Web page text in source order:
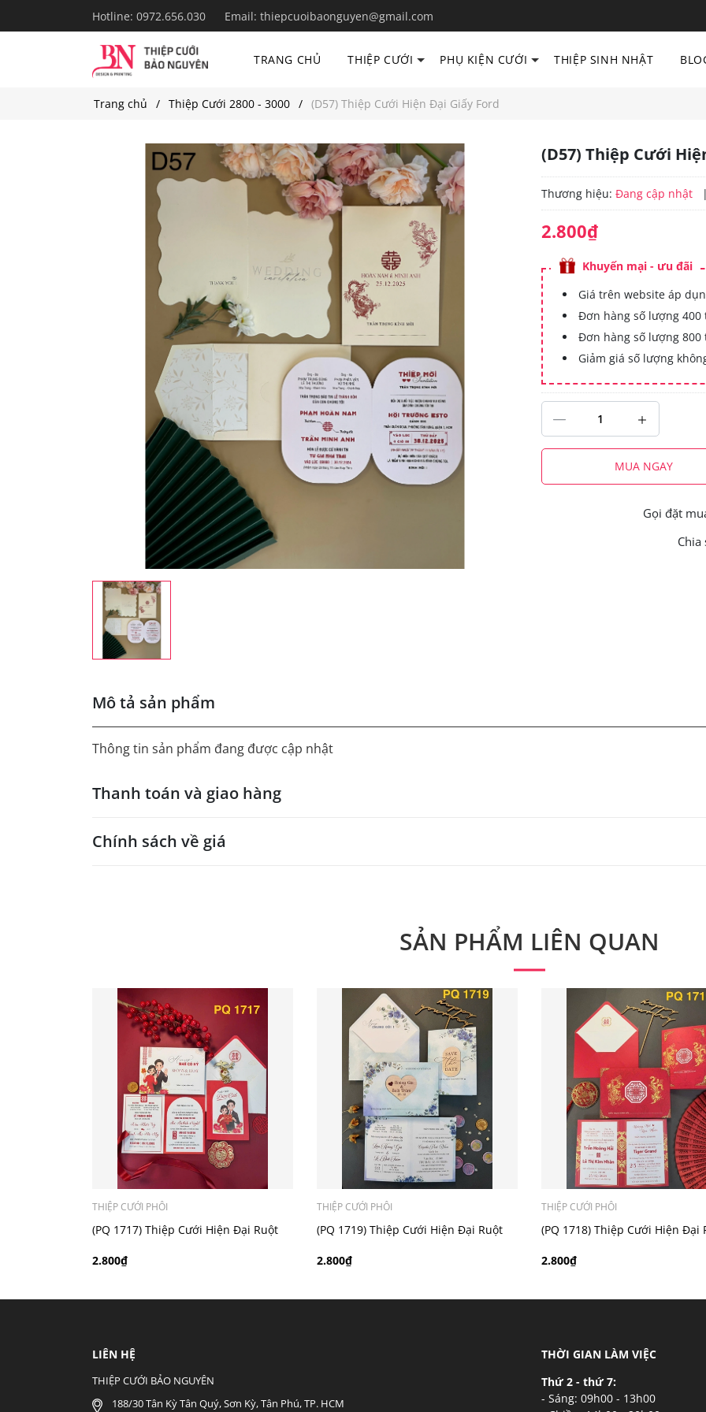
Hotline: 0972.656.030 Email: thiepcuoibaonguyen@gmail.com
TRANG CHỦ THIỆP CƯỚI PHỤ KIỆN CƯỚI THIỆP SINH NHẬT
Trang chủ Thiệp Cưới 2800 - 3000 (D57) Thiệp Cưới Hiện Đại Giấy Ford
(D57) Thiệp Cưới
Thương hiệu: Đang cập nhật
2.800₫
Khuyến mại - ưu đãi
Giá trên website áp
Đơn hàng số lượng 400
Đơn hàng số lượng 800
Giảm giá số lượng
MUA NGAY
Gọi đặt
Chia
Mô tả sản phẩm
Thông tin sản phẩm đang được cập nhật
Thanh toán và giao hàng
Chính sách về giá
- Mẫu dưới 3000 giá chưa bao gồm bản đồ, quý khách có nhu cầu in bản đồ sẽ có mức phí 300 - 500
SẢN PHẨM LIÊN QUAN
THIỆP CƯỚI PHÔI
(PQ 1717) Thiệp Cưới Hiện Đại Ruột
2.800₫
THIỆP CƯỚI PHÔI
(PQ 1719) Thiệp Cưới Hiện Đại Ruột
2.800₫
THIỆP CƯỚI PHÔI
(PQ 1718) Thiệp Cưới Hiện Đại
2.800₫
LIÊN HỆ
THIỆP CƯỚI BẢO NGUYÊN
188/30 Tân Kỳ Tân Quý, Sơn Kỳ, Tân Phú, TP. HCM
THỜI GIAN LÀM VIỆC
Thứ 2 - thứ 7:
- Sáng: 09h00 - 13h00